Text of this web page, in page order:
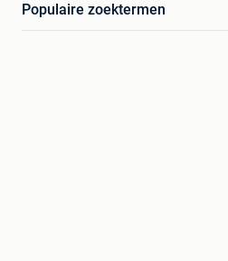
Populaire zoektermen